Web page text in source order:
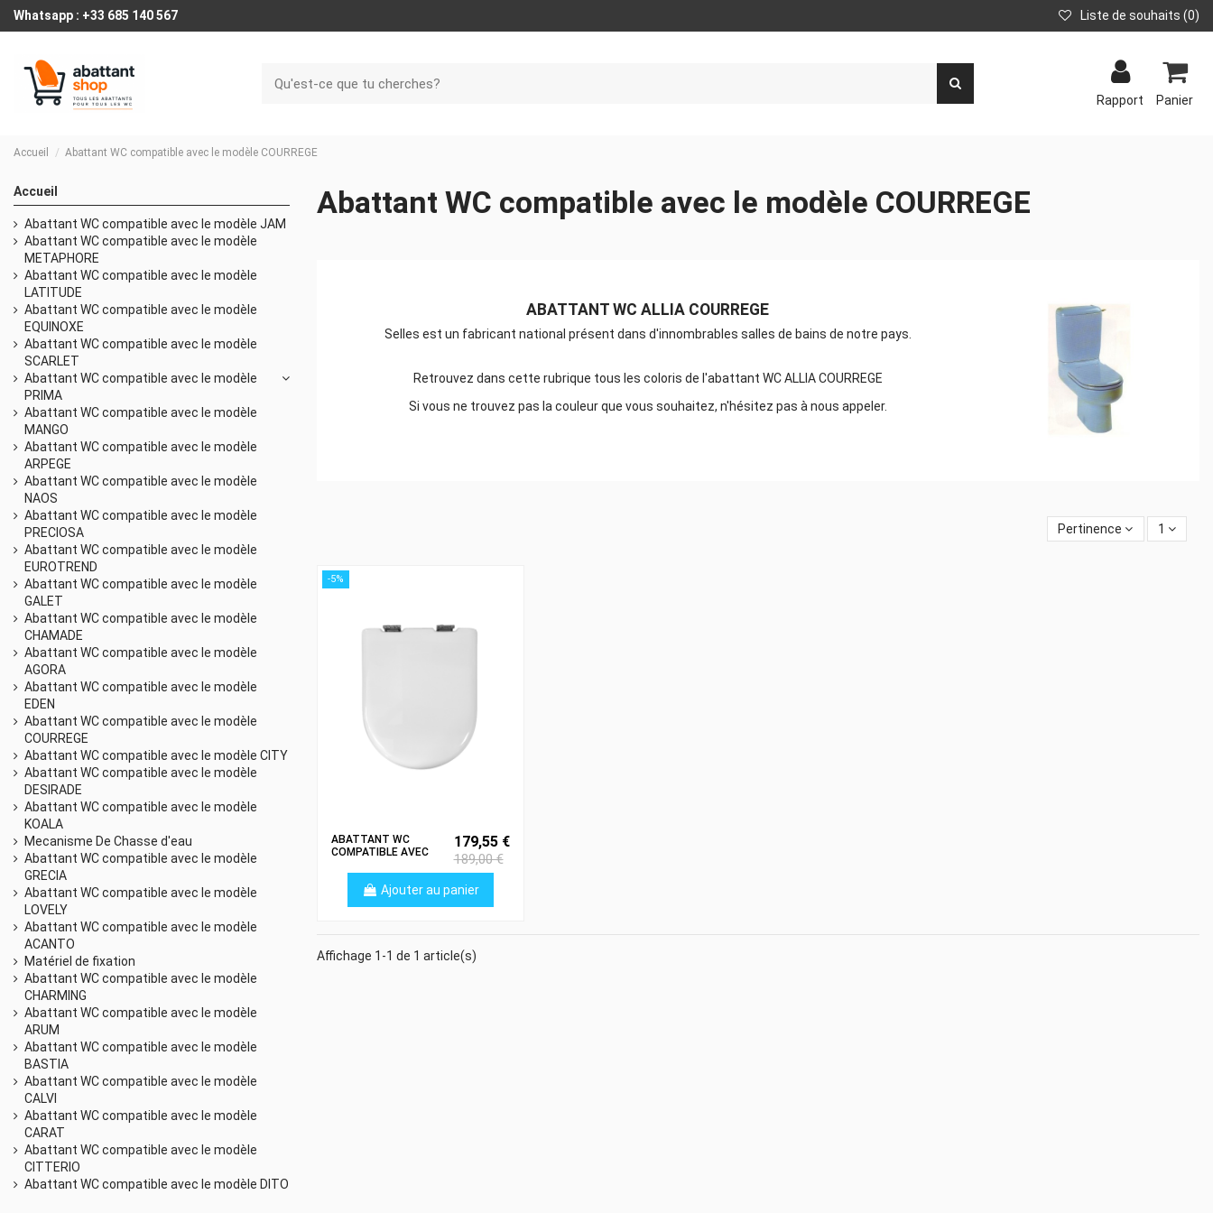
Whatsapp : +33 685 140 567 Liste de souhaits (0)
Rapport Panier
Accueil Abattant WC compatible avec le modèle COURREGE
Abattant WC compatible avec le modèle COURREGE
ABATTANT WC ALLIA COURREGE
Selles est un fabricant national présent dans d'innombrables salles de bains de notre pays.
Retrouvez dans cette rubrique tous les coloris de l'abattant WC ALLIA COURREGE
Si vous ne trouvez pas la couleur que vous souhaitez, n'hésitez pas à nous appeler.
Pertinence 1
-5%
ABATTANT WC
COMPATIBLE AVEC
BLANC – FABRICATION
SUR MESURE
179,55 €
189,00 €
Ajouter au panier
Affichage 1-1 de 1 article(s)
Accueil
Abattant WC compatible avec le modèle JAM
Abattant WC compatible avec le modèle
METAPHORE
Abattant WC compatible avec le modèle
LATITUDE
Abattant WC compatible avec le modèle
EQUINOXE
Abattant WC compatible avec le modèle
SCARLET
Abattant WC compatible avec le modèle
PRIMA
Abattant WC compatible avec le modèle
MANGO
Abattant WC compatible avec le modèle
ARPEGE
Abattant WC compatible avec le modèle
NAOS
Abattant WC compatible avec le modèle
PRECIOSA
Abattant WC compatible avec le modèle
EUROTREND
Abattant WC compatible avec le modèle
GALET
Abattant WC compatible avec le modèle
CHAMADE
Abattant WC compatible avec le modèle
AGORA
Abattant WC compatible avec le modèle
EDEN
Abattant WC compatible avec le modèle
COURREGE
Abattant WC compatible avec le modèle CITY
Abattant WC compatible avec le modèle
DESIRADE
Abattant WC compatible avec le modèle
KOALA
Mecanisme De Chasse d'eau
Abattant WC compatible avec le modèle
GRECIA
Abattant WC compatible avec le modèle
LOVELY
Abattant WC compatible avec le modèle
ACANTO
Matériel de fixation
Abattant WC compatible avec le modèle
CHARMING
Abattant WC compatible avec le modèle
ARUM
Abattant WC compatible avec le modèle
BASTIA
Abattant WC compatible avec le modèle
CALVI
Abattant WC compatible avec le modèle
CARAT
Abattant WC compatible avec le modèle
CITTERIO
Abattant WC compatible avec le modèle DITO